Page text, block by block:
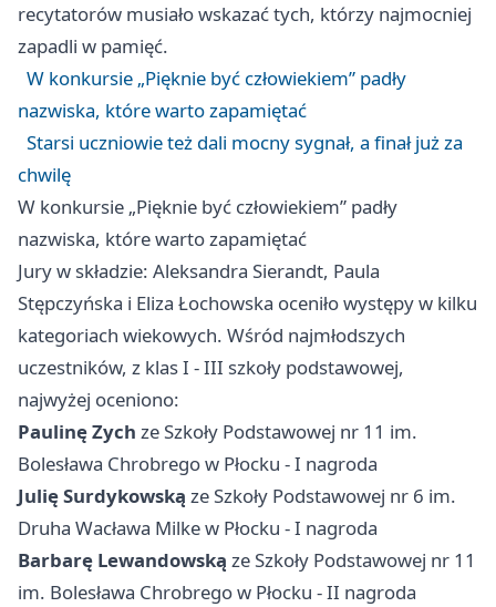
recytatorów musiało wskazać tych, którzy najmocniej
zapadli w pamięć.
W konkursie „Pięknie być człowiekiem” padły
nazwiska, które warto zapamiętać
Starsi uczniowie też dali mocny sygnał, a finał już za
chwilę
W konkursie „Pięknie być człowiekiem” padły
nazwiska, które warto zapamiętać
Jury w składzie: Aleksandra Sierandt, Paula
Stępczyńska i Eliza Łochowska oceniło występy w kilku
kategoriach wiekowych. Wśród najmłodszych
uczestników, z klas I - III szkoły podstawowej,
najwyżej oceniono:
Paulinę Zych ze Szkoły Podstawowej nr 11 im.
Bolesława Chrobrego w Płocku - I nagroda
Julię Surdykowską ze Szkoły Podstawowej nr 6 im.
Druha Wacława Milke w Płocku - I nagroda
Barbarę Lewandowską ze Szkoły Podstawowej nr 11
im. Bolesława Chrobrego w Płocku - II nagroda